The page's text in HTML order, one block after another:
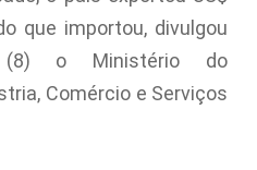
que importou, divulgou
(8) o Ministério do
Comércio e Serviços